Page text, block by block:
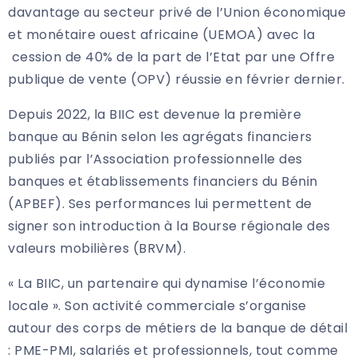
davantage au secteur privé de l’Union économique
et monétaire ouest africaine (UEMOA) avec la
cession de 40% de la part de l’Etat par une Offre
publique de vente (OPV) réussie en février dernier.
Depuis 2022, la BIIC est devenue la première
banque au Bénin selon les agrégats financiers
publiés par l’Association professionnelle des
banques et établissements financiers du Bénin
(APBEF). Ses performances lui permettent de
signer son introduction à la Bourse régionale des
valeurs mobilières (BRVM).
« La BIIC, un partenaire qui dynamise l’économie
locale ». Son activité commerciale s’organise
autour des corps de métiers de la banque de détail
: PME-PMI, salariés et professionnels, tout comme